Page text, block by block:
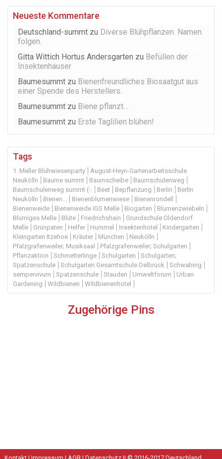
Neueste Kommentare
Deutschland-summt zu Diverse Blühpflanzen. Namen
folgen.
Gitta Wittich Hortus Andersgarten zu Befüllen der
Insektenhäuser
Baumesummt zu Bienenfreundliches Biosaatgut aus
einer Spende des Herstellers.
Baumesummt zu Biene pflanzt…
Baumesummt zu Erste Taglilien blühen!
Tags
1. Meller Blühwiesenparty
August-Heyn-Gartenarbeitsschule
Neukölln
Baume summt Baumscheibe
Baumschulenweg
Baumschulenweg summt (-:
Beet Bepflanzung Berlin
Berlin
Neukölln
Bienen... Bienenblumenwiese
Bienenrondell
Bienenweide
Bienenweide IGS Melle Biogarten
Blumenzwiebeln
Blumiges Melle
Blüte Friedrichshain
Grundschule Oldendorf
Melle
Grünpaten Helfer Hummel Insektenhotel
Kindergarten
Kleingarten Itzehoe
Kräuter München
Neukölln
Pfalzgrafenweiler; Musiksaal
Pfalzgrafenweiler; Schulgarten
Pflanzaktion
Schmetterlinge Schulgarten
Schulgarten;
Spatzenschule
Schulgarten Gesamtschule Delbrück
Schwabing
sempervivum
Spatzenschule Stauden Umweltforum
Urban
Gardening
Wildbienen Wildbienenhotel
Zugehörige Pins